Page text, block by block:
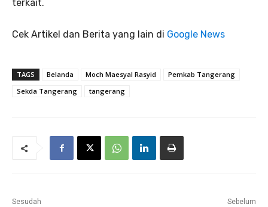
terkait.
Cek Artikel dan Berita yang lain di Google News
TAGS Belanda Moch Maesyal Rasyid
Pemkab Tangerang
Sekda Tangerang
tangerang
Sesudah Sebelum